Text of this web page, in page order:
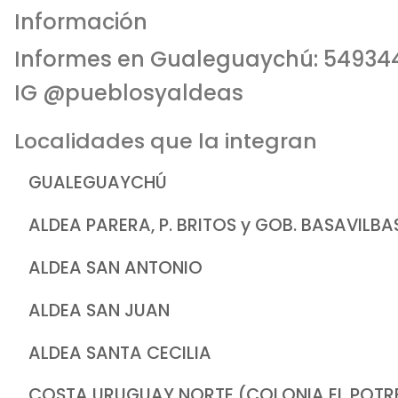
Localidades que la integran
GUALEGUAYCHÚ
ALDEA PARERA, P. BRITOS y GOB.
ALDEA SAN ANTONIO
ALDEA SAN JUAN
ALDEA SANTA CECILIA
Información
Informes en Gualeguaychú:
IG @pueblosyaldeas